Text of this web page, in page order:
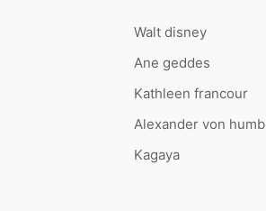
Walt disney
Ane geddes
Kathleen francour
Alexander von
Kagaya